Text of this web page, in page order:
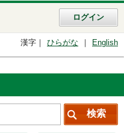
ログイン
漢字 ひらがな English